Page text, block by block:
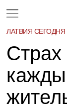
ЛАТВИЯ СЕГОДНЯ
Страх